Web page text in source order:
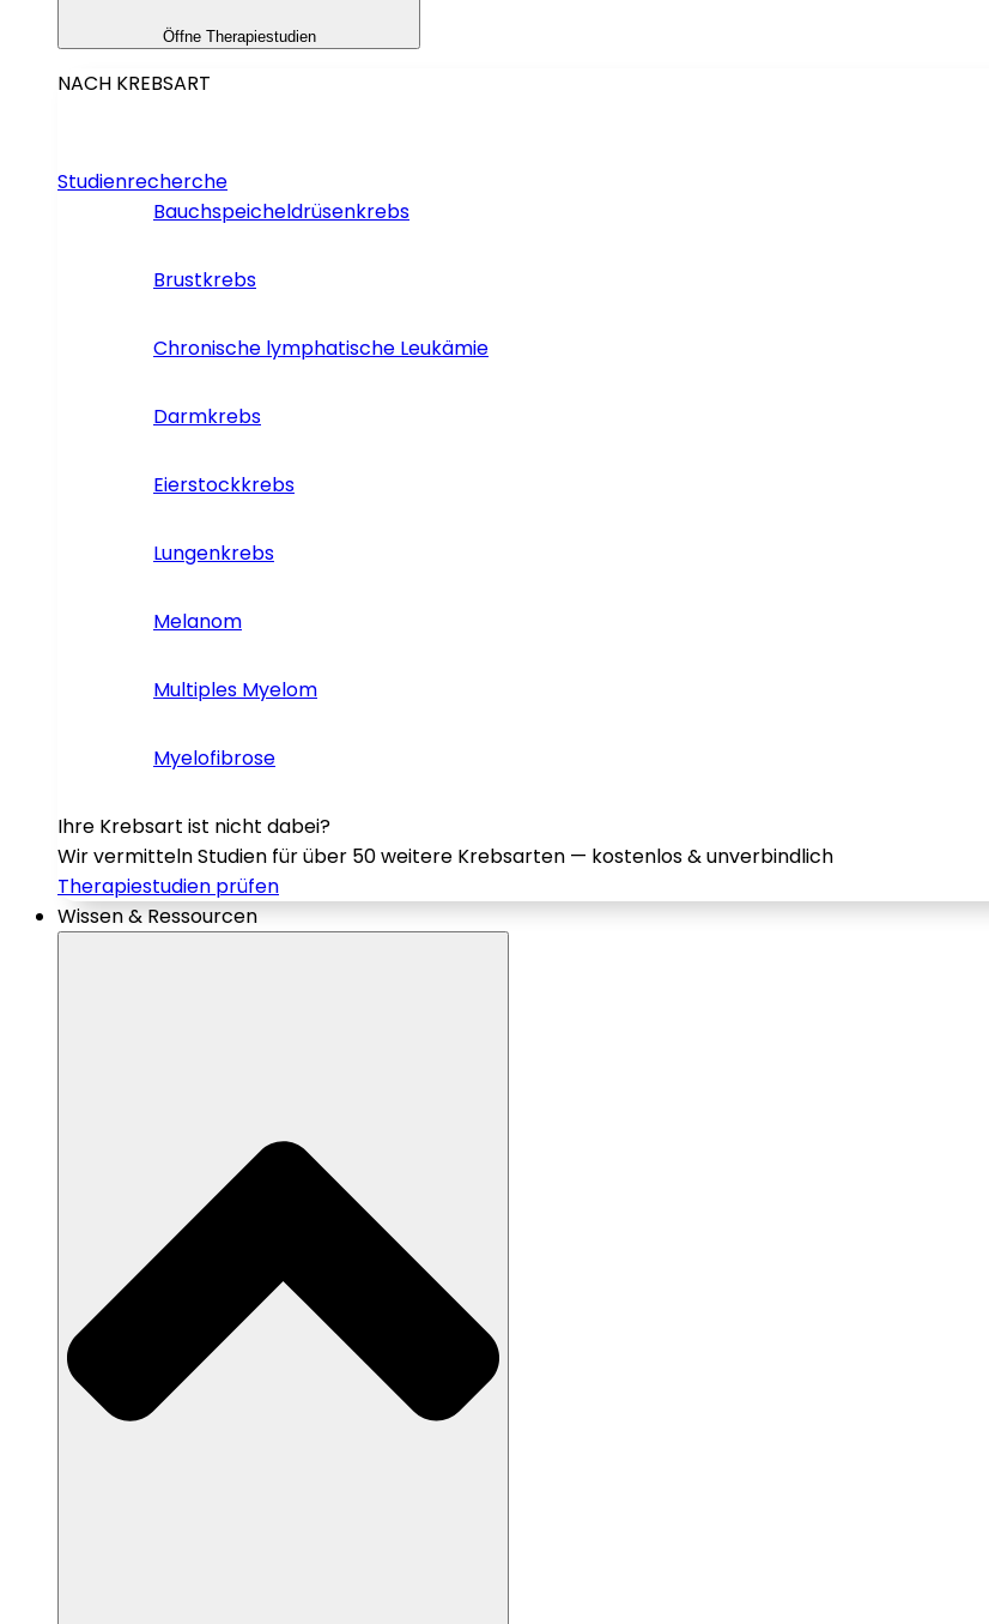
Öffne Therapiestudien
NACH KREBSART
Studienrecherche
Bauchspeicheldrüsenkrebs
Brustkrebs
Chronische lymphatische Leukämie
Darmkrebs
Eierstockkrebs
Lungenkrebs
Melanom
Multiples Myelom
Myelofibrose
Ihre Krebsart ist nicht dabei?
Wir vermitteln Studien für über 50 weitere Krebsarten — kostenlos & unverbindlich
Therapiestudien prüfen
Wissen & Ressourcen